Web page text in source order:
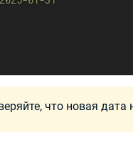
что новая